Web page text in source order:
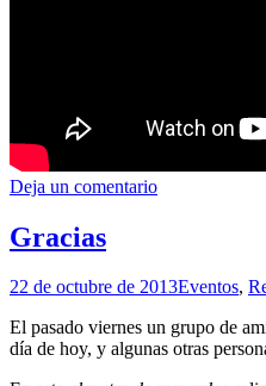
Deja un comentario
Gracias
22 de octubre de 2013Eventos,
El pasado viernes un grupo de
día de hoy, y algunas otras